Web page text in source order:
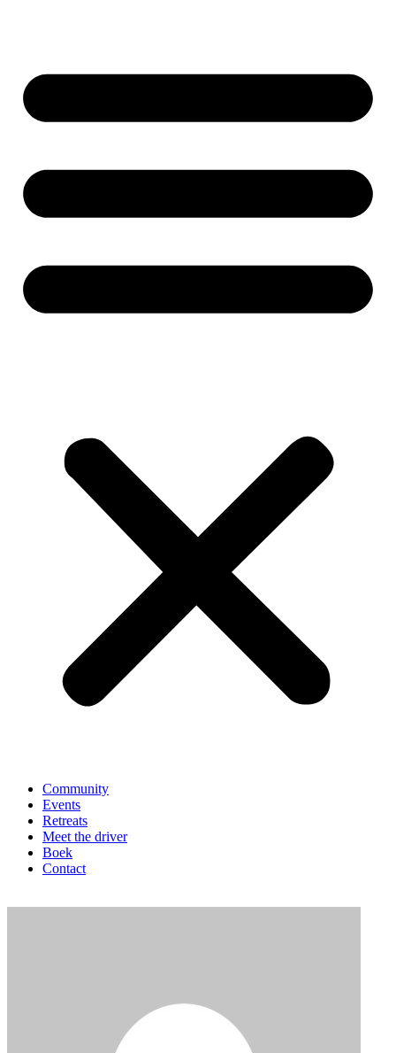
Community
Events
Retreats
Meet the driver
Boek
Contact